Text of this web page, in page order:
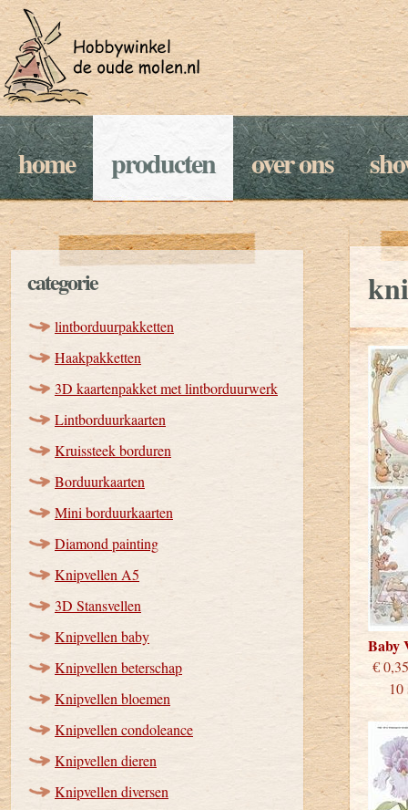
home producten over ons
categorie
lintborduurpakketten
Haakpakketten
3D kaartenpakket met lintborduurwerk
Lintborduurkaarten
Kruissteek borduren
Borduurkaarten
Mini borduurkaarten
Diamond painting
Knipvellen A5
3D Stansvellen
Knipvellen baby
Knipvellen beterschap
Knipvellen bloemen
Knipvellen condoleance
Knipvellen dieren
Knipvellen diversen
Baby
10